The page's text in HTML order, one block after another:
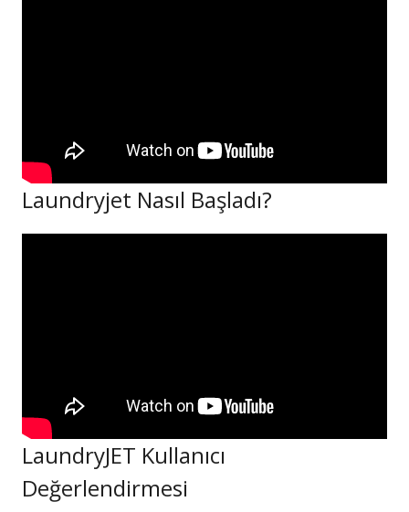
Laundryjet Nasıl Başladı?
LaundryJET Kullanıcı
Değerlendirmesi